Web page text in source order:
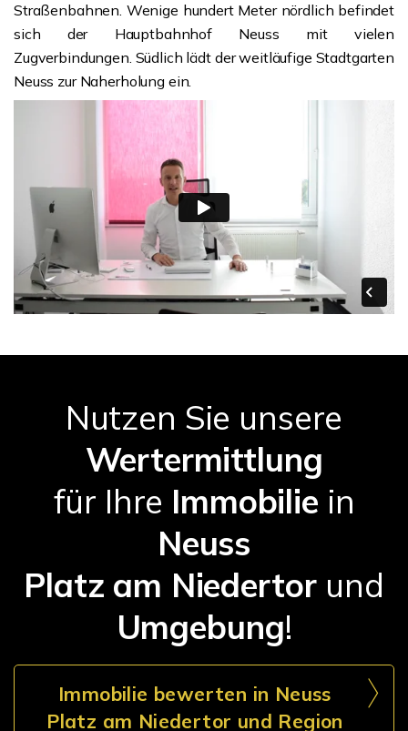
Straßenbahnen. Wenige hundert Meter nördlich befindet
sich der Hauptbahnhof Neuss mit vielen
Zugverbindungen. Südlich lädt der weitläufige Stadtgarten
Neuss zur Naherholung ein.
Nutzen Sie unsere
Wertermittlung
für Ihre Immobilie in
Neuss
Platz am Niedertor und
Umgebung!
Immobilie bewerten in Neuss
Platz am Niedertor und Region